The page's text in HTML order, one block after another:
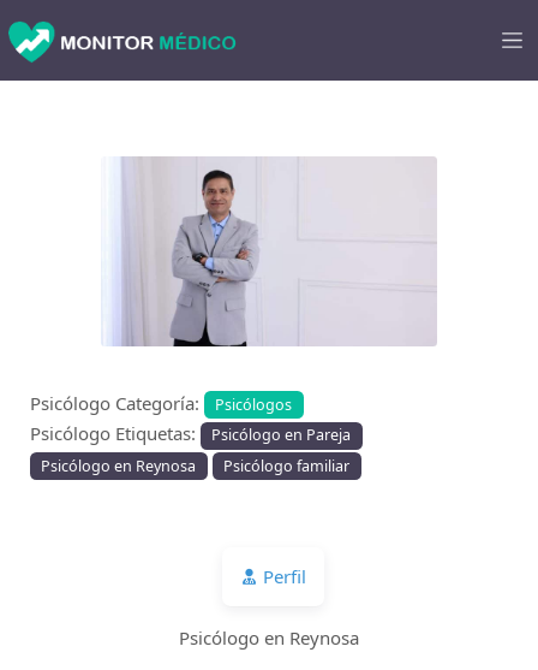
Psicólogo Categoría: Psicólogos
Psicólogo Etiquetas:
Psicólogo en Pareja
Psicólogo en Reynosa
Psicólogo familiar
Perfil
Psicólogo en Reynosa